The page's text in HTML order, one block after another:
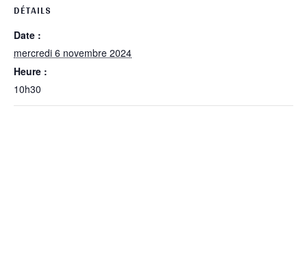
DÉTAILS
Date :
mercredi 6 novembre 2024
Heure :
10h30